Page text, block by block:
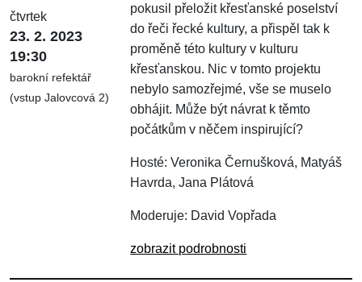
čtvrtek
23. 2. 2023
19:30
barokní refektář
(vstup Jalovcová 2)
pokusil přeložit křesťanské poselství
do řeči řecké kultury, a přispěl tak k
proměně této kultury v kulturu
křesťanskou. Nic v tomto projektu
nebylo samozřejmé, vše se muselo
obhájit. Může být návrat k těmto
počátkům v něčem inspirující?
Hosté: Veronika Černušková, Matyáš
Havrda, Jana Plátová
Moderuje: David Vopřada
zobrazit podrobnosti